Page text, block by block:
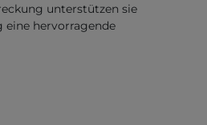
unterstützen sie
hervorragende